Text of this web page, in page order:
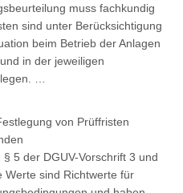
muss fachkundig
sind unter Berücksichtigung
beim Betrieb der Anlagen
in der jeweiligen
…
von Prüffristen
5 der DGUV-Vorschrift 3 und
Werte sind Richtwerte für